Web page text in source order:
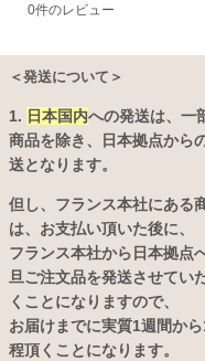
0件のレビュー
＜発送について＞
1. 日本国内への発送は、 一
商品を除き、日本拠点から
送となります。
但し、フランス本社にある
は、お支払い頂いた後に、
フランス本社から日本拠点
旦ご注文品を発送させてい
くことになりますので、
お届けまでに実質1週間から
程頂くことになります。